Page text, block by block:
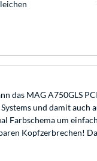
das MAG A750GLS
und damit auch
Farbschema um
Kopfzerbrechen!